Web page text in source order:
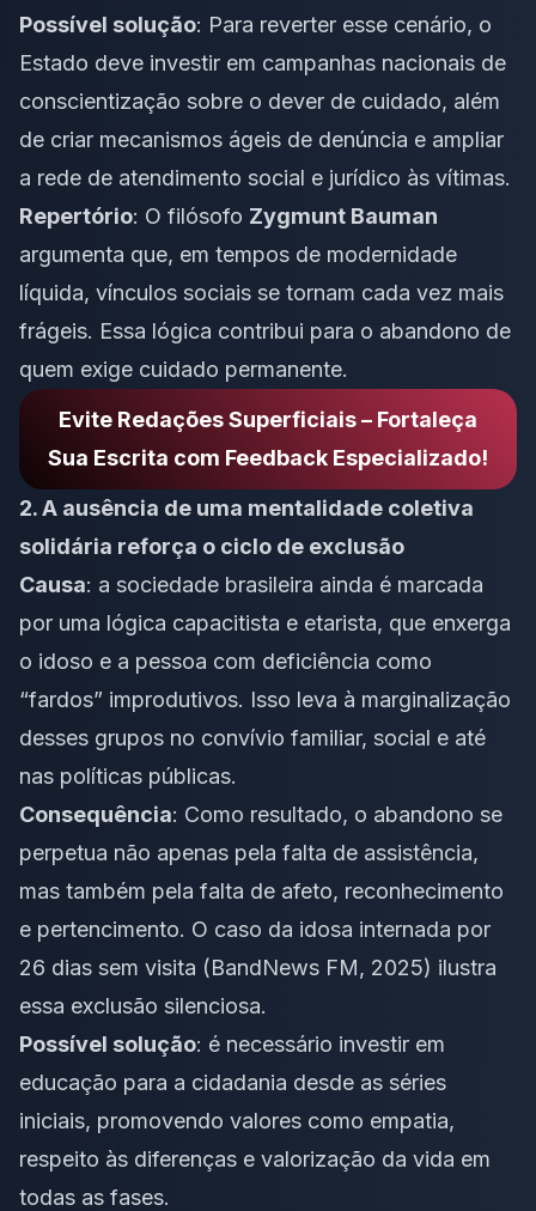
Possível solução: Para reverter esse cenário, o
Estado deve investir em campanhas nacionais de
conscientização sobre o dever de cuidado, além
de criar mecanismos ágeis de denúncia e ampliar
a rede de atendimento social e jurídico às vítimas.
Repertório: O filósofo Zygmunt Bauman
argumenta que, em tempos de modernidade
líquida, vínculos sociais se tornam cada vez mais
frágeis. Essa lógica contribui para o abandono de
quem exige cuidado permanente.
Evite Redações Superficiais – Fortaleça
Sua Escrita com Feedback Especializado!
2. A ausência de uma mentalidade coletiva
solidária reforça o ciclo de exclusão
Causa: a sociedade brasileira ainda é marcada
por uma lógica capacitista e etarista, que enxerga
o idoso e a pessoa com deficiência como
“fardos” improdutivos. Isso leva à marginalização
desses grupos no convívio familiar, social e até
nas políticas públicas.
Consequência: Como resultado, o abandono se
perpetua não apenas pela falta de assistência,
mas também pela falta de afeto, reconhecimento
e pertencimento. O caso da idosa internada por
26 dias sem visita (BandNews FM, 2025) ilustra
essa exclusão silenciosa.
Possível solução: é necessário investir em
educação para a cidadania desde as séries
iniciais, promovendo valores como empatia,
respeito às diferenças e valorização da vida em
todas as fases.